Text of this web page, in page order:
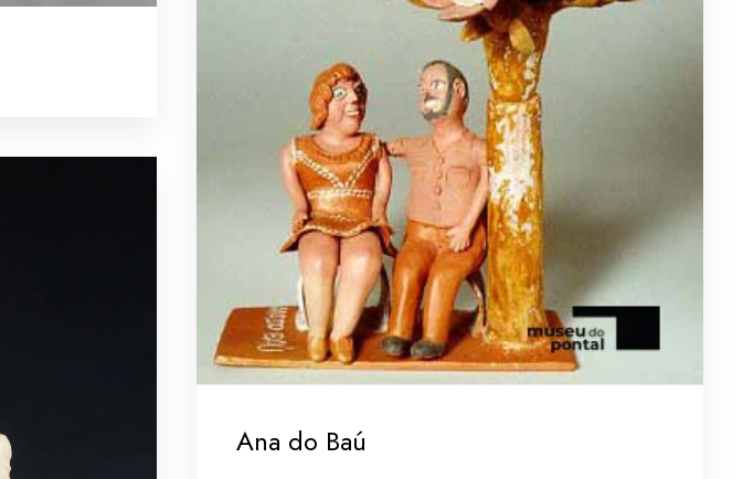
Ana do Baú